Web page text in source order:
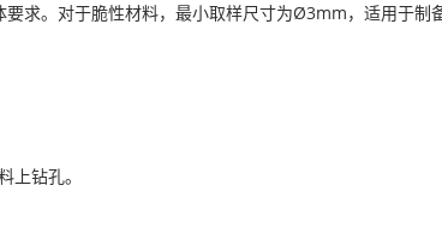
求。对于脆性材料，最小取样尺寸为Ø3mm，适用于制
上钻孔。